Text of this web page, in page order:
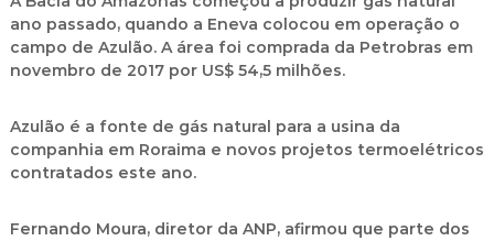
ano passado, quando a Eneva colocou em operação o
campo de Azulão. A área foi comprada da Petrobras em
novembro de 2017 por US$ 54,5 milhões.
Azulão é a fonte de gás natural para a usina da
companhia em Roraima e novos projetos termoelétricos
contratados este ano.
Fernando Moura, diretor da ANP, afirmou que parte dos